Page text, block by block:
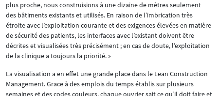
plus proche, nous construisions à une dizaine de mètres seulement
des bâtiments existants et utilisés. En raison de l’imbrication très
étroite avec l’exploitation courante et des exigences élevées en matière
de sécurité des patients, les interfaces avec l’existant doivent être
décrites et visualisées très précisément ; en cas de doute, l’exploitation
de la clinique a toujours la priorité. »
La visualisation a en effet une grande place dans le Lean Construction
Management. Grace à des emplois du temps établis sur plusieurs
semaines et des codes couleurs, chaque ouvrier sait ce qu’il doit faire et